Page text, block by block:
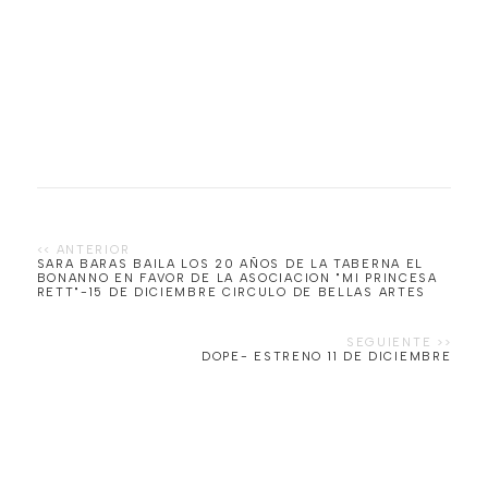
SARA BARAS BAILA LOS 20 AÑOS DE LA TABERNA EL
BONANNO EN FAVOR DE LA ASOCIACION "MI PRINCESA
DOPE- ESTRENO 11 DE DICIEMBRE